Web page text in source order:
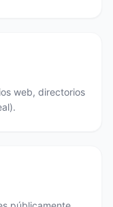
web, directorios